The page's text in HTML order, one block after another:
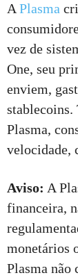
A Plasma
vez de
One, seu
enviem,
stablecoins.
Plasma,
velocidade,
Aviso: A
financeira,
monetários
Plasma não